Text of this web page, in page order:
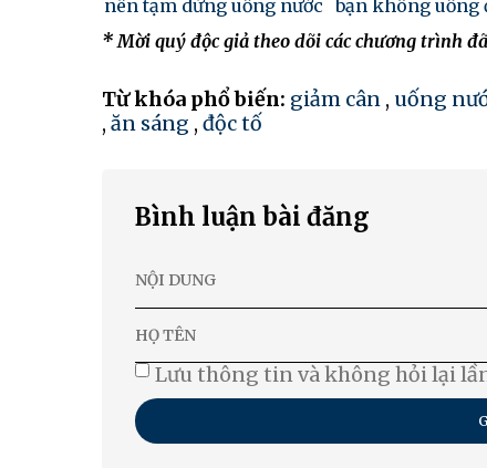
nên tạm dừng uống nước bạn không uống
* Mời quý độc giả theo dõi các chương trình
Từ khóa phổ biến: giảm cân , uống
, ăn sáng , độc tố
Bình luận bài đăng
Lưu thông tin và không hỏi lại